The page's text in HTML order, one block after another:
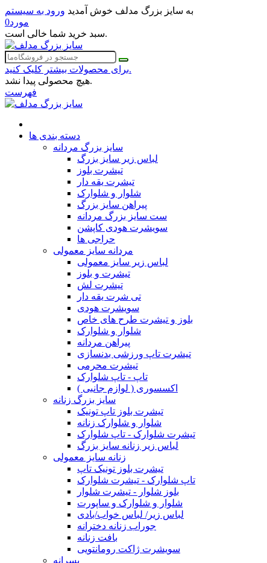
به سایز بزرگ مدلف خوش آمدید ورود به سیستم
0مورد
سبد خرید شما خالی است.
برای محصولات بیشتر کلیک کنید.
هیچ محصولی پیدا نشد.
فهرست
دسته بندی ها
سایز بزرگ مردانه
لباس زیر سایز بزرگ
تیشرت بلوز
تیشرت یقه دار
شلوار و شلوارک
پیراهن سایز بزرگ
ست سایز بزرگ مردانه
سویشرت هودی کاپشن
حراجی ها
مردانه سایز معمولی
لباس زیر سایز معمولی
تیشرت و بلوز
تیشرت لش
تی شرت یقه دار
سویشرت هودی
بلوز و تیشرت طرح های خاص
شلوار و شلوارک
پیراهن مردانه
تیشرت تاپ ورزشی بدنسازی
تیشرت محرمی
تاپ - تاپ شلوارک
اکسسوری ( لوازم جانبی )
سایز بزرگ زنانه
تیشرت بلوز تاپ تونیک
شلوار و شلوارک زنانه
تیشرت شلوارک - تاپ شلوارک
لباس زیر زنانه سایز بزرگ
زنانه سایز معمولی
تیشرت بلوز تونیک تاپ
تاپ شلوارک - تیشرت شلوارک
بلوز شلوار - تیشرت شلوار
شلوار و شلوارک و ساپورت
لباس زیر/ لباس خواب/بادی
جوراب زنانه دخترانه
بافت زنانه
سویشرت ژاکت رومانتویی
پسرانه